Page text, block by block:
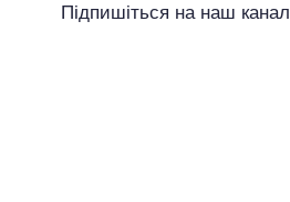
Підпишіться на наш канал